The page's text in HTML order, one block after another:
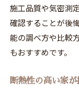
施工品質や気密測
確認することが後
能の調べ方や比較
もおすすめです。
断熱性の高い家